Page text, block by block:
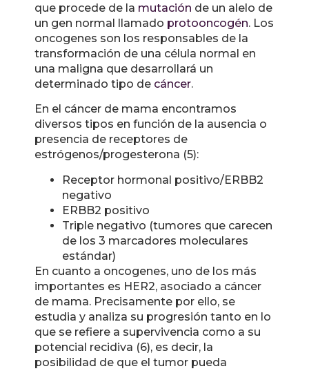
que procede de la mutación de un alelo de
un gen normal llamado protooncogén. Los
oncogenes son los responsables de la
transformación de una célula normal en
una maligna que desarrollará un
determinado tipo de cáncer.
En el cáncer de mama encontramos
diversos tipos en función de la ausencia o
presencia de receptores de
estrógenos/progesterona (5):
Receptor hormonal positivo/ERBB2
negativo
ERBB2 positivo
Triple negativo (tumores que carecen
de los 3 marcadores moleculares
estándar)
En cuanto a oncogenes, uno de los más
importantes es HER2, asociado a cáncer
de mama. Precisamente por ello, se
estudia y analiza su progresión tanto en lo
que se refiere a supervivencia como a su
potencial recidiva (6), es decir, la
posibilidad de que el tumor pueda